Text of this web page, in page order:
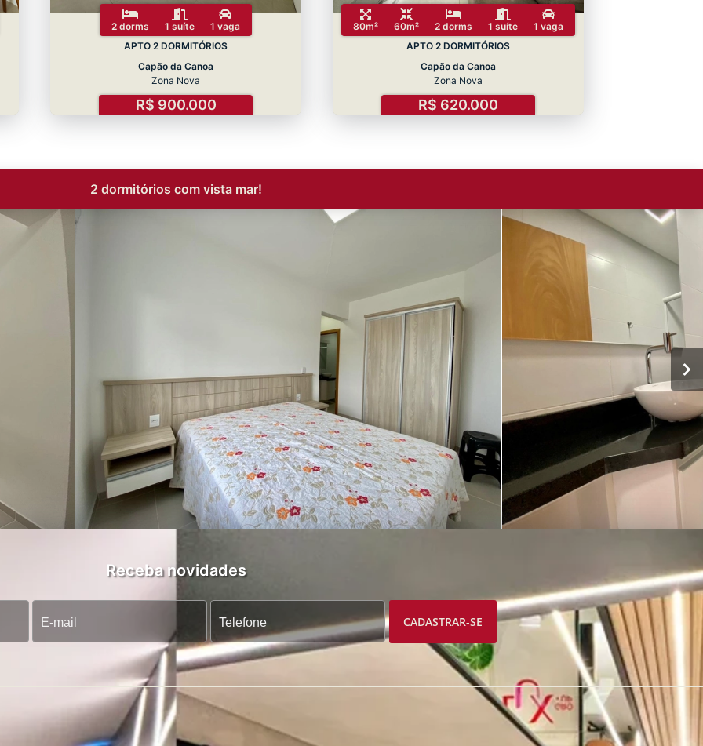
2 dorms 1 suíte
1 vaga
APTO 2 DORMITÓRIOS
Capão da Canoa
Zona Nova
R$ 900.000
80m² 60m² 2 dorms 1 suíte
1 vaga
APTO 2 DORMITÓRIOS
Capão da Canoa
Zona Nova
R$ 620.000
2 dormitórios com vista mar!
Receba novidades
CADASTRAR-SE